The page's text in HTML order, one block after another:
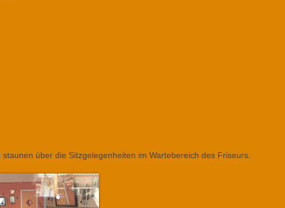
über die Sitzgelegenheiten im Wartebereich des Friseurs.